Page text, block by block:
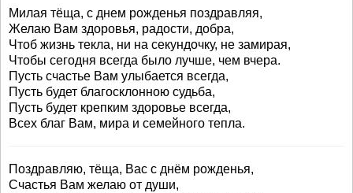
Милая тёща, с днем рожденья поздравляя,
Желаю Вам здоровья, радости, добра,
Чтоб жизнь текла, ни на секундочку, не замирая,
Чтобы сегодня всегда было лучше, чем вчера.
Пусть счастье Вам улыбается всегда,
Пусть будет благосклонною судьба,
Пусть будет крепким здоровье всегда,
Всех благ Вам, мира и семейного тепла.
Поздравляю, тёща, Вас с днём рожденья,
Счастья Вам желаю от души,